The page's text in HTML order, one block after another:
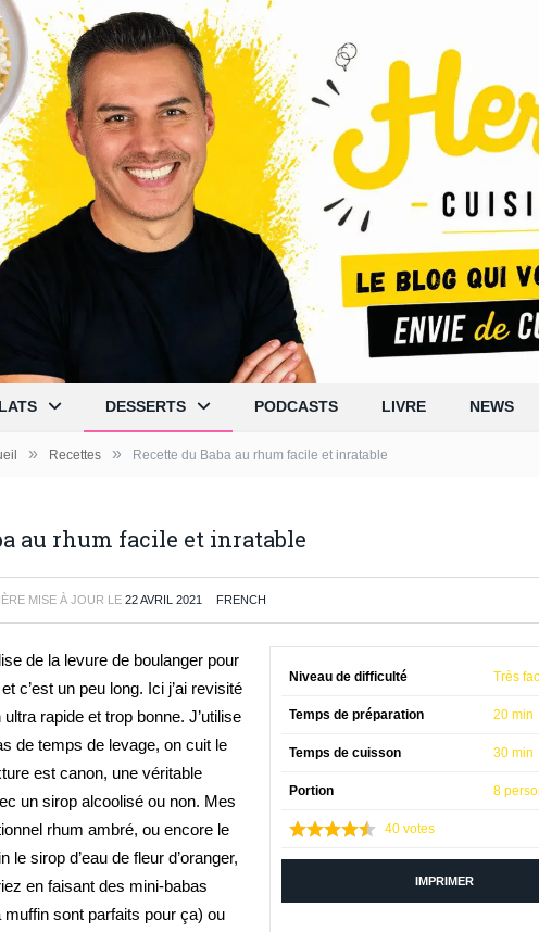
DESSERTS PODCASTS LIVRE NEWS
» Recettes » Recette du Baba au rhum facile et inratable
au rhum facile et inratable
MISE À JOUR LE 22 AVRIL 2021 FRENCH
Niveau de difficulté Très
Temps de préparation 20 min
Temps de cuisson 30 min
Portion 8
40votes
IMPRIMER
de la levure de boulanger pour
c’est un peu long. Ici j’ai revisité
rapide et trop bonne. J’utilise
de temps de levage, on cuit le
est canon, une véritable
un sirop alcoolisé ou non. Mes
rhum ambré, ou encore le
le sirop d’eau de fleur d’oranger,
en faisant des mini-babas
sont parfaits pour ça) ou